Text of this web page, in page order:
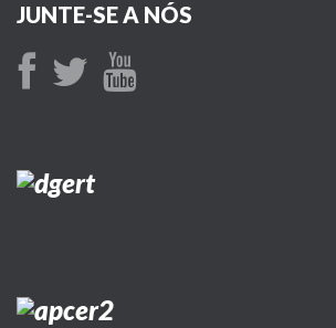
JUNTE-SE A NÓS